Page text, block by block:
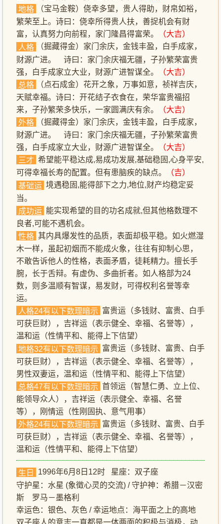
地格
（宝马金鞍）侥幸多望，贵人得助，财帛如裕，
繁荣至上。诗曰：侥幸所得贵人扶，善捉机会有财
富，认真努力向前程，家门隆昌得富荣。
（大吉）
人格
（掘藏得金）家门余庆，金钱丰盈，白手成家，
财源广进。 诗曰：家门余庆福无疆，子孙繁荣富贵
强，白手成家立大业，财源广进智谋全。
（大吉）
总格
（点石成金）花开之象，万事如意，祯祥吉庆，
天赋幸福。诗曰：开花结子衣食在，荣华富贵福招
来，子孙繁荣多快乐，一家圆满庆有余。
（大吉）
外格
（掘藏得金）家门余庆，金钱丰盈，白手成家，
财源广进。 诗曰：家门余庆福无疆，子孙繁荣富贵
强，白手成家立大业，财源广进智谋全。
（大吉）
三才 希望能平稳达成,易成功发展,基础稳固,心身平安,
可得幸福长寿的配置。但有患脑疾的缺点。
（吉）
基础运 境遇稳固,能得部下之力,地位,财产均稳定妥
当。
成功运 能实现希望的目的功名成就,但其他格数理不
良者,可能不遇机会。
性格 其内具爆发性的品质，表面却极平稳。如火燃湿
木一样，虽起初烟而不能成火象，往往有抑制心思，
不敢告诉他人的性格，表面矛盾，徒耗精力。擅长手
腕，长于舌辩。有虚伪、多曲折者。如人格部为24
数，则多温顺有智谋，易发财，可得权利名誉等幸
运。
人格24有以下数理暗示 富贵运（多钱财、富贵、白手
可获巨财），吉祥运（表示健全、幸福、名誉等），
温和运（性情平和、能得上下信望）
地格32有以下数理暗示 富贵运（多钱财、富贵、白手
可获巨财），吉祥运（表示健全、幸福、名誉等），
男性双妻运，温和运（性情平和、能得上下信望）
总格47有以下数理暗示 首领运（智慧仁勇、立上位、
能领导众人），吉祥运（表示健全、幸福、名誉
等），刚情运（性刚固执、意气用事）
外格24有以下数理暗示 富贵运（多钱财、富贵、白手
可获巨财），吉祥运（表示健全、幸福、名誉等），
温和运（性情平和、能得上下信望）
生日
1996年6月8日12时 星座：双子座
守护星：水星 (象徵心灵的交流) / 守护神：希腊－汉密
斯 罗马－墨格利
幸运色：银色、灰色 / 幸运地点：海平面之上的高地
双子座人的意志一直都是一体两面的积极与消极，动